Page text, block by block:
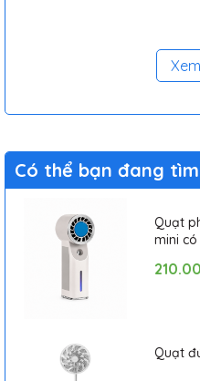
Ưu điểm của
khí để bàn
Có thể bạn đang tìm
Quạt
mini có
Quạt